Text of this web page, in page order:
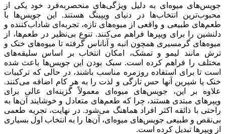
جویس‌های میوه‌ای به دلیل ویژگی‌های منحصربه‌فرد خود یکی از
محبوب‌ترین انتخاب‌ها در دنیای ویپینگ هستند. این جویس‌ها با
طعم‌های طبیعی و واقعی از میوه‌های تازه، تجربه‌ای شاداب‌کننده و
دلنشین را برای ویپرها فراهم می‌کنند. تنوع بی‌نظیر در طعم‌ها، از
میوه‌های گرمسیری همچون انبه و آناناس گرفته تا میوه‌های خنک و
ترش مانند لیمو و تمشک، امکان انتخاب بر اساس سلیقه‌های
مختلف را فراهم کرده است. سبک بودن این جویس‌ها باعث شده
است تا برای استفاده روزمره مناسب باشند، در حالی که ترکیبات
خنک یا شیرین آنها حس تازگی و لذت را به هر کام اضافه می‌کنند.
علاوه بر این، جویس‌های میوه‌ای معمولاً گزینه‌ای عالی برای
ویپرهای مبتدی هستند، چرا که طعم‌های متعادل و خوشایند آن‌ها به
راحتی با ذائقه اکثر افراد هماهنگ می‌شود. در نهایت، تجربه طعمی
بی‌نقص و طبیعی جویس‌های میوه‌ای، آن‌ها را به انتخاب اول بسیاری
از ویپرها تبدیل کرده است.